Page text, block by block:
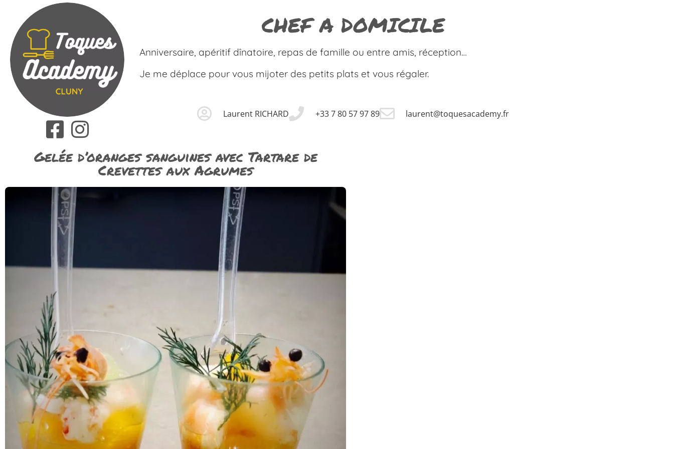
CHEF A DOMICILE
Anniversaire, apéritif dînatoire, repas de famille ou entre amis, réception…
Je me déplace pour vous mijoter des petits plats et vous régaler.
Laurent RICHARD +33 7 80 57 97 89 laurent@toquesacademy.fr
Gelée d’oranges sanguines avec Tartare de
Crevettes aux Agrumes